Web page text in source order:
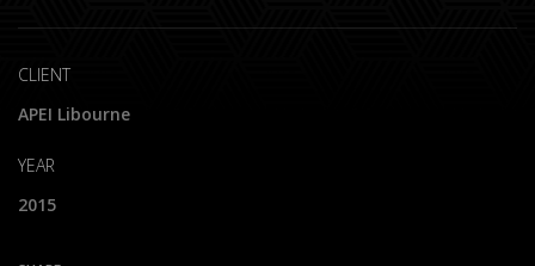
CLIENT
APEI Libourne
YEAR
2015